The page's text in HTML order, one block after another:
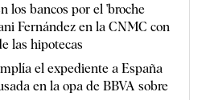
los bancos por el 'broche
Fernández en la CNMC con
las hipotecas
el expediente a España
en la opa de BBVA sobre